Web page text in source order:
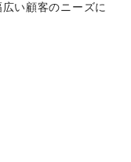
い顧客のニーズに